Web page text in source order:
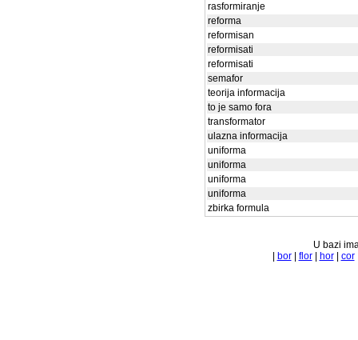
rasformiranje
reforma
reformisan
reformisati
reformisati
semafor
teorija informacija
to je samo fora
transformator
ulazna informacija
uniforma
uniforma
uniforma
uniforma
zbirka formula
U bazi
bor| flor| hor| cor